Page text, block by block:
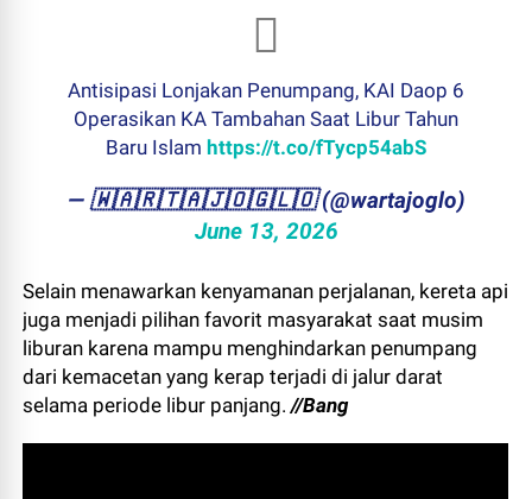
Antisipasi Lonjakan Penumpang, KAI Daop 6
Operasikan KA Tambahan Saat Libur Tahun
Baru Islam https://t.co/fTycp54abS
— ​🇼​​🇦​​🇷​​🇹​​🇦​​🇯​​🇴​​🇬​​🇱​​🇴 (@wartajoglo)
June 13, 2026
Selain menawarkan kenyamanan perjalanan, kereta api
juga menjadi pilihan favorit masyarakat saat musim
liburan karena mampu menghindarkan penumpang
dari kemacetan yang kerap terjadi di jalur darat
selama periode libur panjang.//Bang